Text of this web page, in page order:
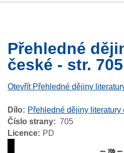
Přehledné
české - str. 705
Otevřít Přehledné dějiny
Dílo
Přehledné dějiny literatury
Číslo strany
705
Licence
PD